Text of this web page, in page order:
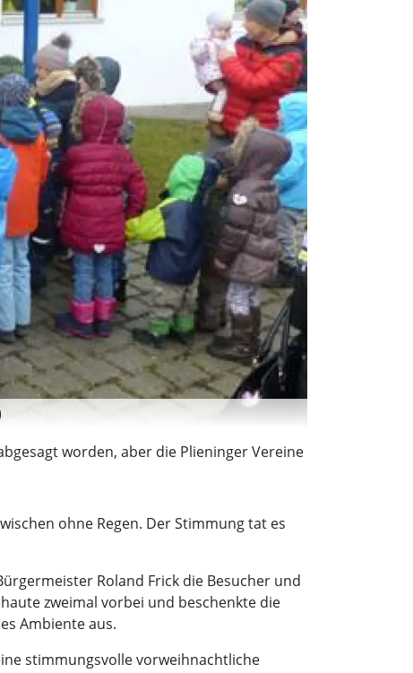
worden, aber die Plieninger Vereine
ohne Regen. Der Stimmung tat es
Roland Frick die Besucher und
zweimal vorbei und beschenkte die
Ambiente aus.
stimmungsvolle vorweihnachtliche